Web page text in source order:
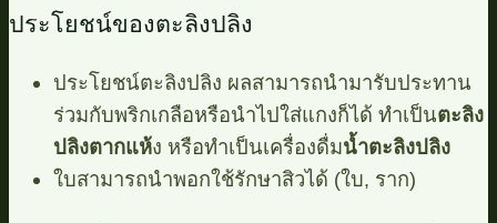
ประโยชน์ของตะลิงปลิง
ประโยชน์ตะลิงปลิง ผลสามารถนำมารับประทาน
ร่วมกับพริกเกลือหรือนำไปใส่แกงก็ได้ ทำเป็นตะลิง
ปลิงตากแห้ง หรือทำเป็นเครื่องดื่มนํ้าตะลิงปลิง
ใบสามารถนำพอกใช้รักษาสิวได้ (ใบ, ราก)